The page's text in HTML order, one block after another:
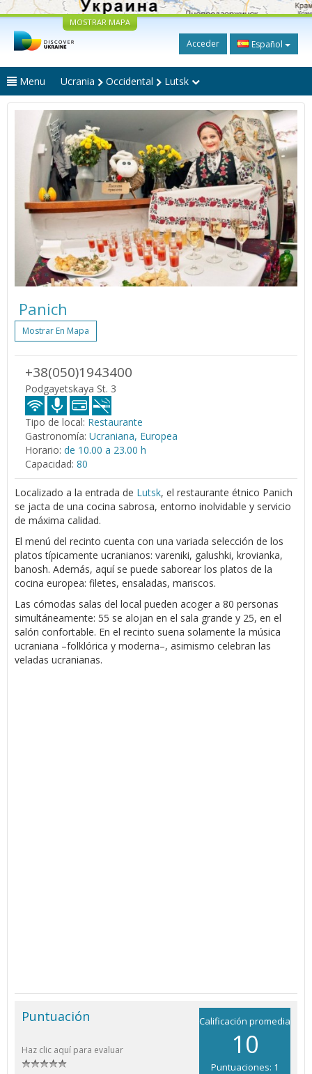
MOSTRAR MAPA
Acceder Español
Menu Ucrania Occidental Lutsk
Panich
Mostrar En Mapa
+38(050)1943400
Podgayetskaya St. 3
Tipo de local: Restaurante
Gastronomía: Ucraniana, Europea
Horario: de 10.00 a 23.00 h
Capacidad: 80
Localizado a la entrada de Lutsk, el restaurante étnico Panich
se jacta de una cocina sabrosa, entorno inolvidable y servicio
de máxima calidad.
El menú del recinto cuenta con una variada selección de los
platos típicamente ucranianos: vareniki, galushki, krovianka,
banosh. Además, aquí se puede saborear los platos de la
cocina europea: filetes, ensaladas, mariscos.
Las cómodas salas del local pueden acoger a 80 personas
simultáneamente: 55 se alojan en el sala grande y 25, en el
salón confortable. En el recinto suena solamente la música
ucraniana –folklórica y moderna–, asimismo celebran las
veladas ucranianas.
Calificación promedia
10
Puntuaciones: 1
Puntuación
Haz clic aquí para evaluar